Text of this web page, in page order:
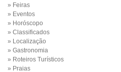
» Feiras
» Eventos
» Horóscopo
» Classificados
» Localização
» Gastronomia
» Roteiros Turísticos
» Praias